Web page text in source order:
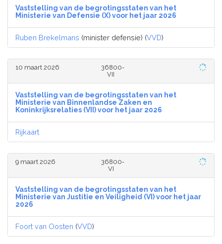
Vaststelling van de begrotingsstaten van het
Ministerie van Defensie (X) voor het jaar 2026
Ruben Brekelmans (minister defensie) (VVD)
10 maart 2026
36800-
VII
Vaststelling van de begrotingsstaten van het
Ministerie van Binnenlandse Zaken en
Koninkrijksrelaties (VII) voor het jaar 2026
Rijkaart
9 maart 2026
36800-
VI
Vaststelling van de begrotingsstaten van het
Ministerie van Justitie en Veiligheid (VI) voor het jaar
2026
Foort van Oosten (VVD)